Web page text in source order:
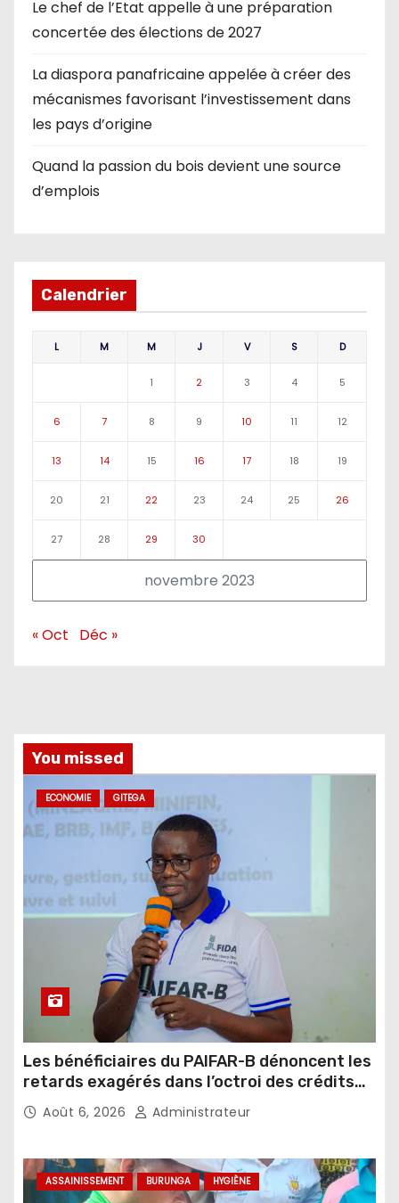
Le chef de l’Etat appelle à une préparation
concertée des élections de 2027
La diaspora panafricaine appelée à créer des
mécanismes favorisant l’investissement dans
les pays d’origine
Quand la passion du bois devient une source
d’emplois
Calendrier
novembre 2023
L M M J V S D
1 2 3 4 5
6 7 8 9 10 11 12
13 14 15 16 17 18 19
20 21 22 23 24 25 26
27 28 29 30
« Oct Déc »
You missed
ECONOMIE GITEGA
Les bénéficiaires du PAIFAR-B dénoncent les
retards exagérés dans l’octroi des crédits
agricoles
Août 6, 2026 Administrateur
ASSAINISSEMENT BURUNGA HYGIÈNE